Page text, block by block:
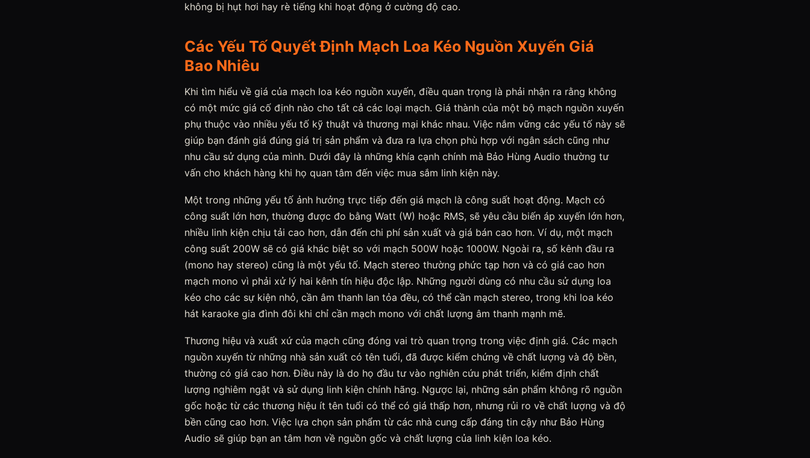
không bị hụt hơi hay rè tiếng khi hoạt động ở cường độ cao.
Các Yếu Tố Quyết Định Mạch Loa Kéo Nguồn Xuyến Giá
Bao Nhiêu
Khi tìm hiểu về giá của mạch loa kéo nguồn xuyến, điều quan trọng là phải nhận ra rằng không
có một mức giá cố định nào cho tất cả các loại mạch. Giá thành của một bộ mạch nguồn xuyến
phụ thuộc vào nhiều yếu tố kỹ thuật và thương mại khác nhau. Việc nắm vững các yếu tố này sẽ
giúp bạn đánh giá đúng giá trị sản phẩm và đưa ra lựa chọn phù hợp với ngân sách cũng như
nhu cầu sử dụng của mình. Dưới đây là những khía cạnh chính mà Bảo Hùng Audio thường tư
vấn cho khách hàng khi họ quan tâm đến việc mua sắm linh kiện này.
Một trong những yếu tố ảnh hưởng trực tiếp đến giá mạch là công suất hoạt động. Mạch có
công suất lớn hơn, thường được đo bằng Watt (W) hoặc RMS, sẽ yêu cầu biến áp xuyến lớn hơn,
nhiều linh kiện chịu tải cao hơn, dẫn đến chi phí sản xuất và giá bán cao hơn. Ví dụ, một mạch
công suất 200W sẽ có giá khác biệt so với mạch 500W hoặc 1000W. Ngoài ra, số kênh đầu ra
(mono hay stereo) cũng là một yếu tố. Mạch stereo thường phức tạp hơn và có giá cao hơn
mạch mono vì phải xử lý hai kênh tín hiệu độc lập. Những người dùng có nhu cầu sử dụng loa
kéo cho các sự kiện nhỏ, cần âm thanh lan tỏa đều, có thể cần mạch stereo, trong khi loa kéo
hát karaoke gia đình đôi khi chỉ cần mạch mono với chất lượng âm thanh mạnh mẽ.
Thương hiệu và xuất xứ của mạch cũng đóng vai trò quan trọng trong việc định giá. Các mạch
nguồn xuyến từ những nhà sản xuất có tên tuổi, đã được kiểm chứng về chất lượng và độ bền,
thường có giá cao hơn. Điều này là do họ đầu tư vào nghiên cứu phát triển, kiểm định chất
lượng nghiêm ngặt và sử dụng linh kiện chính hãng. Ngược lại, những sản phẩm không rõ nguồn
gốc hoặc từ các thương hiệu ít tên tuổi có thể có giá thấp hơn, nhưng rủi ro về chất lượng và độ
bền cũng cao hơn. Việc lựa chọn sản phẩm từ các nhà cung cấp đáng tin cậy như Bảo Hùng
Audio sẽ giúp bạn an tâm hơn về nguồn gốc và chất lượng của linh kiện loa kéo.